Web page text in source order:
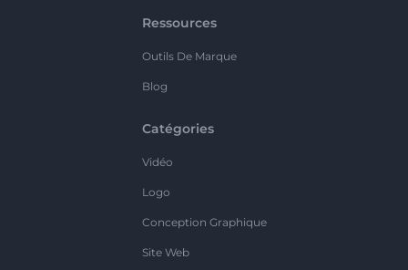
Ressources
Outils De Marque
Blog
Catégories
Vidéo
Logo
Conception Graphique
Site Web